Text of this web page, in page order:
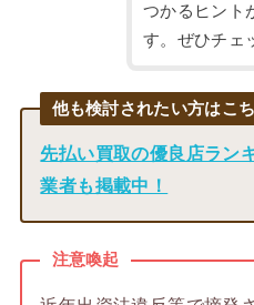
つかるヒント
す。ぜひチェ
他も検討されたい方はこ
先払い買取の優良店ラン
業者も掲載中！
注意喚起